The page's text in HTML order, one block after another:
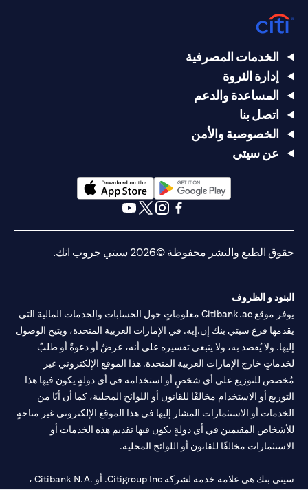
الخدمات المصرفية
إدارة الثروة
المساعدة والدعم
اتصل بنا
الخصوصية والأمن
عن سيتي
(opens in a new tab)
حقوق الطبع والنشر محفوظة ©2026 سيتي جروب انك.
البنود و الظروف
يوفر موقع Citibank.ae معلوماتٍ حول الحسابات والخدمات المالية التي
يقدمها فرع سيتي بنك إن.إيه. في الإمارات العربية المتحدة، ويتيح الوصول
إليها. ولا يُقصد به، ولا ينبغي تفسيره على أنه، عرضٌ أو دعوةٌ أو طلبٌ
لخدماتٍ خارج الإمارات العربية المتحدة. هذا الموقع الإلكتروني غير
مُخصص للتوزيع على أي شخصٍ أو استخدامه في أي دولةٍ يكون فيها هذا
التوزيع أو الاستخدام مخالفًا للقانون أو اللوائح المحلية، كما أن أيًا من
الخدمات أو الاستثمارات المشار إليها في هذا الموقع الإلكتروني غير متاحةٍ
للأشخاص المقيمين في أي دولةٍ يكون فيها تقديم هذه الخدمات أو
الاستثمارات مخالفًا للقانون أو اللوائح المحلية.
سيتي بنك هي علامة خدمة لشركة Citigroup Inc. أو .Citibank N.A ،